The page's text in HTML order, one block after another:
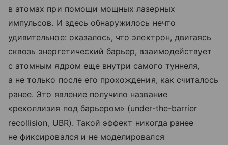
в атомах при помощи мощных лазерных
импульсов. И здесь обнаружилось нечто
удивительное: оказалось, что электрон, двигаясь
сквозь энергетический барьер, взаимодействует
с атомным ядром еще внутри самого туннеля,
а не только после его прохождения, как считалось
ранее. Это явление получило название
«реколлизия под барьером» (under-the-barrier
recollision, UBR). Такой эффект никогда ранее
не фиксировался и не моделировался